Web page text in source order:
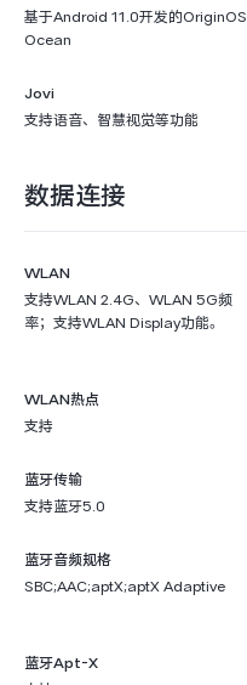
基于Android 11.0开发的OriginOS
Ocean
Jovi
支持语音、智慧视觉等功能
数据连接
WLAN
支持WLAN 2.4G、WLAN 5G频
率；支持WLAN Display功能。
WLAN热点
支持
蓝牙传输
支持蓝牙5.0
蓝牙音频规格
SBC;AAC;aptX;aptX Adaptive
蓝牙Apt-X